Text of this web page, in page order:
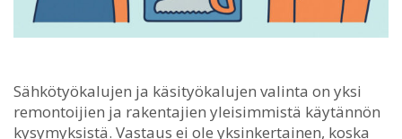
Sähkötyökalujen ja käsityökalujen valinta on yksi
remontoijien ja rakentajien yleisimmistä käytännön
kysymyksistä. Vastaus ei ole yksinkertainen, koska